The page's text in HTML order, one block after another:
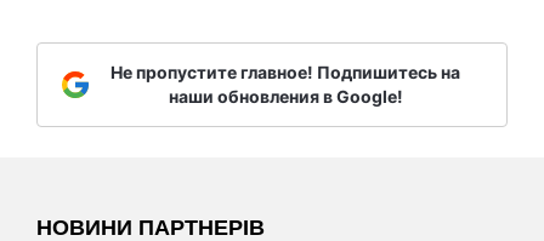
Не пропустите главное! Подпишитесь на
наши обновления в Google!